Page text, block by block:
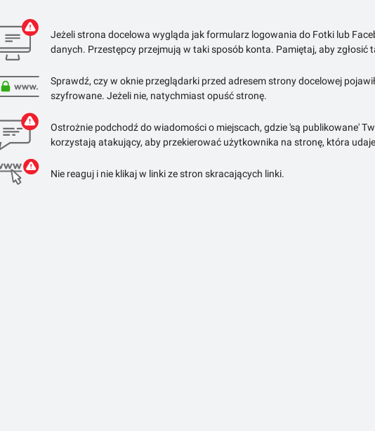
Jeżeli strona docelowa wygląda jak formularz logowania do Fotki lub
danych. Przestępcy przejmują w taki sposób konta. Pamiętaj, aby zgłosić
Sprawdź, czy w oknie przeglądarki przed adresem strony docelowej
szyfrowane. Jeżeli nie, natychmiast opuść stronę.
Ostrożnie podchodź do wiadomości o miejscach, gdzie 'są publikowane'
korzystają atakujący, aby przekierować użytkownika na stronę, która
Nie reaguj i nie klikaj w linki ze stron skracających linki.